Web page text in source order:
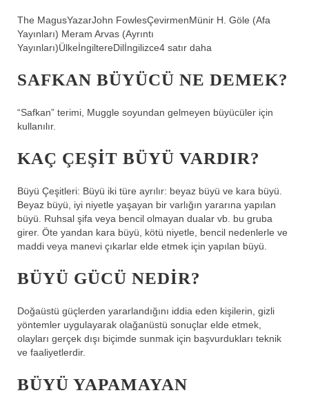
The MagusYazarJohn FowlesÇevirmenMünir H. Göle (Afa
Yayınları) Meram Arvas (Ayrıntı
Yayınları)ÜlkeİngiltereDilİngilizce4 satır daha
SAFKAN BÜYÜCÜ NE DEMEK?
“Safkan” terimi, Muggle soyundan gelmeyen büyücüler için
kullanılır.
KAÇ ÇEŞIT BÜYÜ VARDIR?
Büyü Çeşitleri: Büyü iki türe ayrılır: beyaz büyü ve kara büyü.
Beyaz büyü, iyi niyetle yaşayan bir varlığın yararına yapılan
büyü. Ruhsal şifa veya bencil olmayan dualar vb. bu gruba
girer. Öte yandan kara büyü, kötü niyetle, bencil nedenlerle ve
maddi veya manevi çıkarlar elde etmek için yapılan büyü.
BÜYÜ GÜCÜ NEDIR?
Doğaüstü güçlerden yararlandığını iddia eden kişilerin, gizli
yöntemler uygulayarak olağanüstü sonuçlar elde etmek,
olayları gerçek dışı biçimde sunmak için başvurdukları teknik
ve faaliyetlerdir.
BÜYÜ YAPAMAYAN